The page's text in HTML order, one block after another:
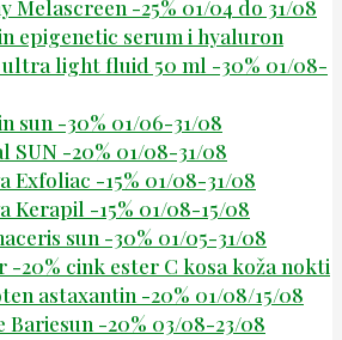
Melascreen -25% 01/04 do 31/08
epigenetic serum i hyaluron
light fluid 50 ml -30% 01/08-
sun -30% 01/06-31/08
SUN -20% 01/08-31/08
Exfoliac -15% 01/08-31/08
Kerapil -15% 01/08-15/08
sun -30% 01/05-31/08
-20% cink ester C kosa koža nokti
astaxantin -20% 01/08/15/08
Bariesun -20% 03/08-23/08